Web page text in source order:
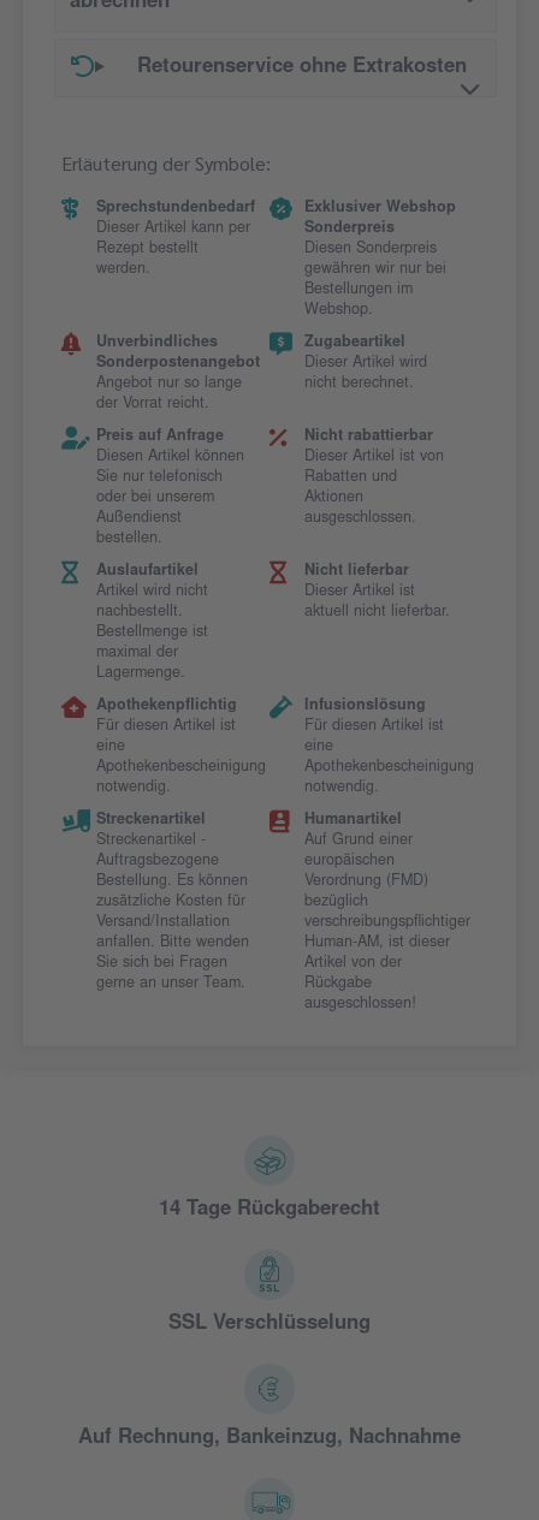
Retourenservice ohne Extrakosten
Erläuterung der Symbole:
Sprechstundenbedarf
Dieser Artikel kann per
Rezept bestellt
werden.
Exklusiver Webshop
Sonderpreis
Diesen Sonderpreis
gewähren wir nur bei
Bestellungen im
Webshop.
Unverbindliches
Sonderpostenangebot
Angebot nur so lange
der Vorrat reicht.
Zugabeartikel
Dieser Artikel wird
nicht berechnet.
Preis auf Anfrage
Diesen Artikel können
Sie nur telefonisch
oder bei unserem
Außendienst
bestellen.
Nicht rabattierbar
Dieser Artikel ist von
Rabatten und
Aktionen
ausgeschlossen.
Auslaufartikel
Artikel wird nicht
nachbestellt.
Bestellmenge ist
maximal der
Lagermenge.
Nicht lieferbar
Dieser Artikel ist
aktuell nicht lieferbar.
Apothekenpflichtig
Für diesen Artikel ist
eine
Apothekenbescheinigung
notwendig.
Infusionslösung
Für diesen Artikel ist
eine
Apothekenbescheinigung
notwendig.
Streckenartikel
Streckenartikel -
Auftragsbezogene
Bestellung. Es können
zusätzliche Kosten für
Versand/Installation
anfallen. Bitte wenden
Sie sich bei Fragen
gerne an unser Team.
Humanartikel
Auf Grund einer
europäischen
Verordnung (FMD)
bezüglich
verschreibungspflichtiger
Human-AM, ist dieser
Artikel von der
Rückgabe
ausgeschlossen!
14 Tage Rückgaberecht
SSL Verschlüsselung
Auf Rechnung, Bankeinzug, Nachnahme